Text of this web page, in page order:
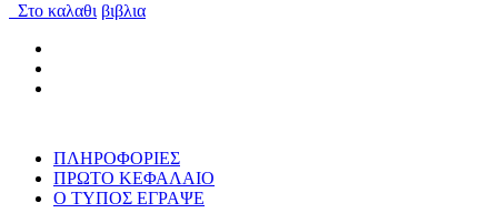
Στο καλαθι βιβλια
ΠΛΗΡΟΦΟΡΙΕΣ
ΠΡΩΤΟ ΚΕΦΑΛΑΙΟ
Ο ΤΥΠΟΣ ΕΓΡΑΨΕ